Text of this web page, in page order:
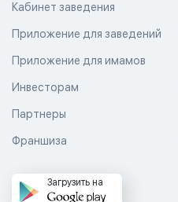
Кабинет заведения
Приложение для заведений
Приложение для имамов
Инвесторам
Партнеры
Франшиза
Загрузить на